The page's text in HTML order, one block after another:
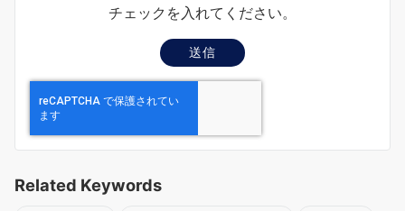
チェックを入れてください。
Related Keywords